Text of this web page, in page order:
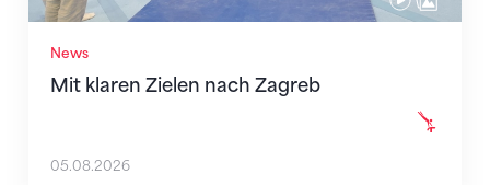
News
Mit klaren Zielen nach Zagreb
05.08.2026